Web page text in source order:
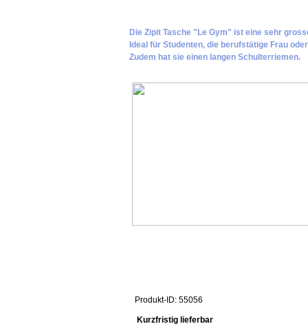
Die Zipit Tasche "Le Gym" ist eine sehr
Ideal für Studenten, die berufstätige Frau
Zudem hat sie einen langen Schulterriemen.
Produkt-ID: 55056
Kurzfristig lieferbar